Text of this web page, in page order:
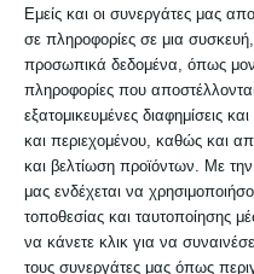
Εμείς και οι συνεργάτες μας
σε πληροφορίες σε μια
προσωπικά δεδομένα, όπως
πληροφορίες που
εξατομικευμένες διαφημίσεις
και περιεχομένου, καθώς και
και βελτίωση προϊόντων. Με
μας ενδέχεται να
τοποθεσίας και ταυτοποίησης
να κάνετε κλικ για να
τους συνεργάτες μας όπως
Το σύστημα που
αναμένεται να
Περιφέρεια σε
τον ερχόμενο
των ερευνητών
πλατφόρμα του
πιλοτικά για την